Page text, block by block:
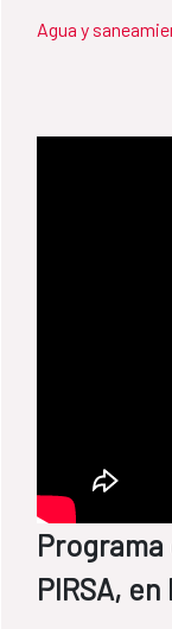
Agua y
PIRSA,